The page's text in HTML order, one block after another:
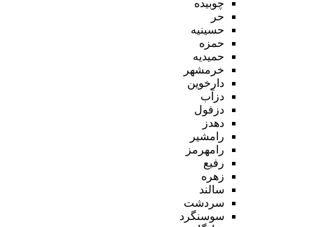
چوبیده
حر
حسینیه
حمزه
حمیدیه
خرمشهر
دارخوین
دزآب
دزفول
دهدز
رامشیر
رامهرمز
رفیع
زهره
سالند
سردشت
سوسنگرد